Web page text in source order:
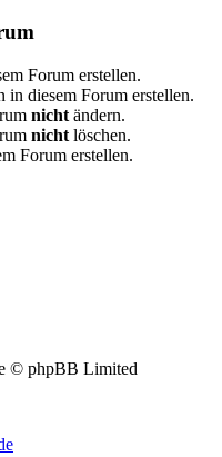
Forum erstellen.
in diesem Forum erstellen.
nicht ändern.
nicht löschen.
Forum erstellen.
© phpBB Limited